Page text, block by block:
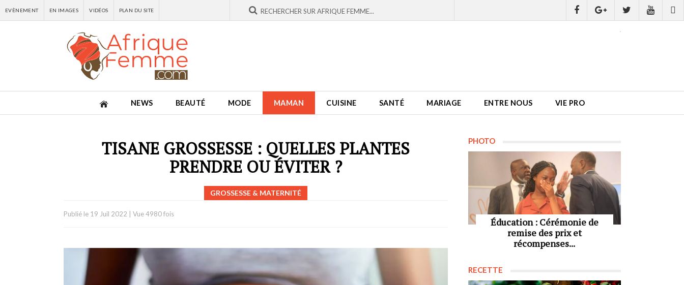
EVÈNEMENT EN IMAGES VIDÉOS PLAN DU SITE
NEWS BEAUTÉ MODE MAMAN CUISINE SANTÉ MARIAGE ENTRE NOUS VIE PRO
TISANE GROSSESSE : QUELLES PLANTES
PRENDRE OU ÉVITER ?
GROSSESSE & MATERNITÉ
Publié le 19 Juil 2022 Vue 4980 fois
PHOTO
Éducation : Cérémonie de
remise des prix et
récompenses...
RECETTE